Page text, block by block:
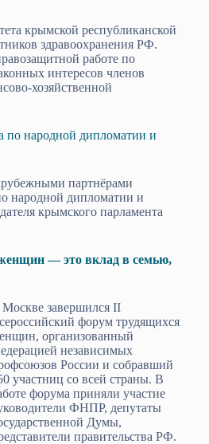
крымской республиканской
здравоохранения РФ.
работе по
интересов членов
хозяйственной
по народной дипломатии и
партнёрами
народной дипломатии и
крымского парламента
— это вклад в семью,
завершился II
форум трудящихся
организованный
независимых
России и собравший
участниц со всей страны. В
форума приняли участие
ФНПР, депутаты
Думы,
правительства РФ.